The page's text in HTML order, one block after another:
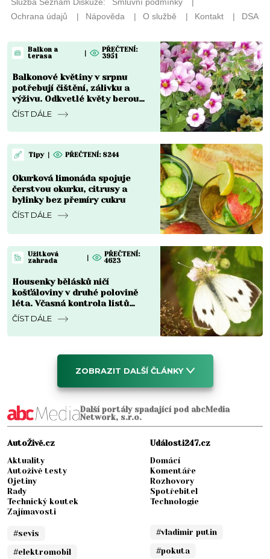
Balkon a
terasa
|
PŘEČTENÍ:
3951
Balkonové květiny v srpnu
potřebují čištění, zálivku a
výživu. Odkvetlé květy berou
rostlinám sílu
ČÍST DÁLE
Tipy | PŘEČTENÍ: 8244
Okurková limonáda spojuje
čerstvou okurku, citrusy a
bylinky bez přemíry cukru
ČÍST DÁLE
Užitková
zahrada
|
PŘEČTENÍ:
4623
Housenky bělásků ničí
košťáloviny v druhé polovině
léta. Včasná kontrola listů
omezuje škody
ČÍST DÁLE
ZOBRAZIT DALŠÍ ČLÁNKY
Další portály spadající pod abcMedia
Network, s.r.o.
AutoŽivě.cz
Aktuality
Autoživě testy
Ojetiny
Rady
Technický koutek
Zajímavosti
#sevis
#elektromobil
Události247.cz
Domácí
Komentáře
Rozhovory
Spotřebitel
Technologie
#vladimir putin
#pokuta